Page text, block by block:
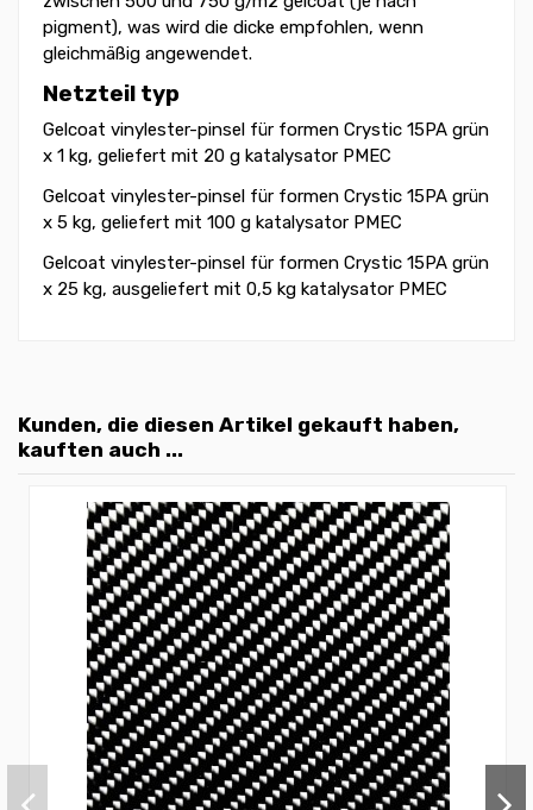
pigment), was wird die dicke empfohlen, wenn
gleichmäßig angewendet.
Netzteil typ
Gelcoat vinylester-pinsel für formen Crystic 15PA grün
x 1 kg, geliefert mit 20 g katalysator PMEC
Gelcoat vinylester-pinsel für formen Crystic 15PA grün
x 5 kg, geliefert mit 100 g katalysator PMEC
Gelcoat vinylester-pinsel für formen Crystic 15PA grün
x 25 kg, ausgeliefert mit 0,5 kg katalysator PMEC
Kunden, die diesen Artikel gekauft haben,
kauften auch ...